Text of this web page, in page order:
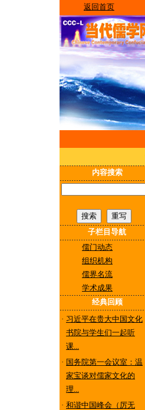
返回首页
内容搜索
子栏目导航
儒门动态
组织机构
儒界名流
学术成果
经典回顾
· 习近平在贵大中国文化
书院与学生们一起听
课...
· 国务院第一会议室：温
家宝谈对儒家文化的
理...
· 和谐中国峰会（厉无